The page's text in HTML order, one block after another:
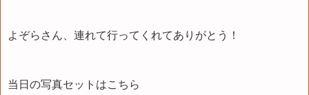
よぞらさん、連れて行ってくれてありがとう！
当日の写真セットはこちら